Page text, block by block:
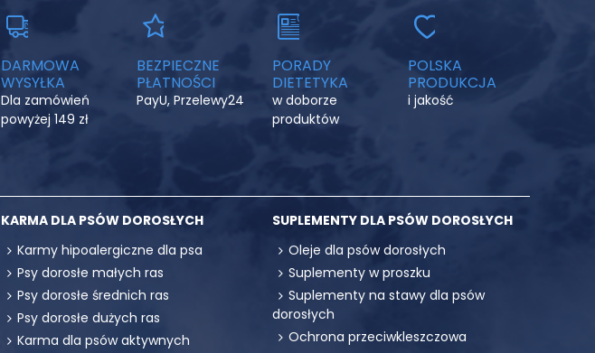
DARMOWA
WYSYŁKA
Dla zamówień
powyżej 149 zł
BEZPIECZNE
PŁATNOŚCI
PayU, Przelewy24
PORADY
DIETETYKA
w doborze
produktów
POLSKA
PRODUKCJA
i jakość
KARMA DLA PSÓW DOROSŁYCH
Karmy hipoalergiczne dla psa
Psy dorosłe małych ras
Psy dorosłe średnich ras
Psy dorosłe dużych ras
Karma dla psów aktywnych
SUPLEMENTY DLA PSÓW DOROSŁYCH
Oleje dla psów dorosłych
Suplementy w proszku
Suplementy na stawy dla psów
dorosłych
Ochrona przeciwkleszczowa